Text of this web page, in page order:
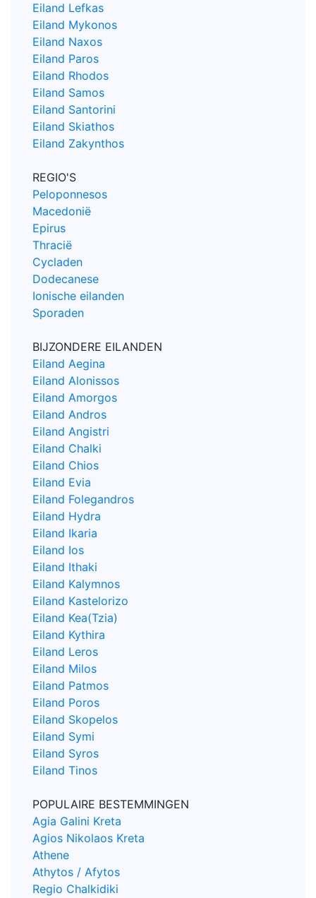
Eiland Lefkas
Eiland Mykonos
Eiland Naxos
Eiland Paros
Eiland Rhodos
Eiland Samos
Eiland Santorini
Eiland Skiathos
Eiland Zakynthos
REGIO'S
Peloponnesos
Macedonië
Epirus
Thracië
Cycladen
Dodecanese
Ionische eilanden
Sporaden
BIJZONDERE EILANDEN
Eiland Aegina
Eiland Alonissos
Eiland Amorgos
Eiland Andros
Eiland Angistri
Eiland Chalki
Eiland Chios
Eiland Evia
Eiland Folegandros
Eiland Hydra
Eiland Ikaria
Eiland Ios
Eiland Ithaki
Eiland Kalymnos
Eiland Kastelorizo
Eiland Kea(Tzia)
Eiland Kythira
Eiland Leros
Eiland Milos
Eiland Patmos
Eiland Poros
Eiland Skopelos
Eiland Symi
Eiland Syros
Eiland Tinos
POPULAIRE BESTEMMINGEN
Agia Galini Kreta
Agios Nikolaos Kreta
Athene
Athytos / Afytos
Regio Chalkidiki